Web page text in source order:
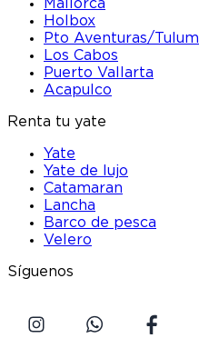
Mallorca
Holbox
Pto Aventuras/Tulum
Los Cabos
Puerto Vallarta
Acapulco
Renta tu yate
Yate
Yate de lujo
Catamaran
Lancha
Barco de pesca
Velero
Síguenos